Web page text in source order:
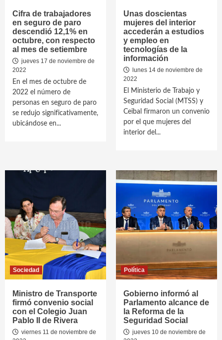
Cifra de trabajadores
en seguro de paro
descendió 12,1% en
octubre, con respecto
al mes de setiembre
jueves 17 de noviembre de
2022
En el mes de octubre de
2022 el número de
personas en seguro de paro
se redujo significativamente,
ubicándose en...
Unas doscientas
mujeres del interior
accederán a estudios
y empleo en
tecnologías de la
información
lunes 14 de noviembre de
2022
El Ministerio de Trabajo y
Seguridad Social (MTSS) y
Ceibal firmaron un convenio
por el que mujeres del
interior del...
Sociedad
Ministro de Transporte
firmó convenio social
con el Colegio Juan
Pablo II de Rivera
viernes 11 de noviembre de
Política
Gobierno informó al
Parlamento alcance de
la Reforma de la
Seguridad Social
jueves 10 de noviembre de